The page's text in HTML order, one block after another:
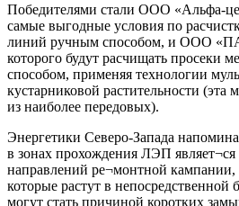
Победителями стали ООО «Альфа-
самые выгодные условия по
линий ручным способом, и ООО
которого будут расчищать просеки
способом, применяя технологии
кустарниковой растительности (эта
из наиболее передовых).
Энергетики Северо-Запада
в зонах прохождения ЛЭП
направлений ре¬монтной кампании,
которые растут в непосредственной
могут стать причиной коротких